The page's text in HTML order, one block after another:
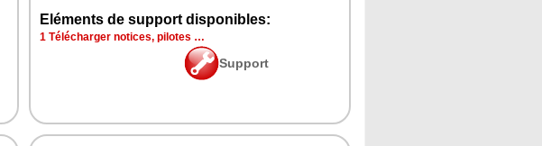
Eléments de support disponibles:
1 Télécharger notices, pilotes …
Support